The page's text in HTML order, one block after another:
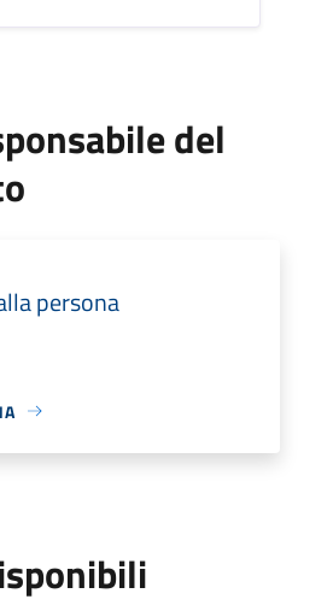
del
persona